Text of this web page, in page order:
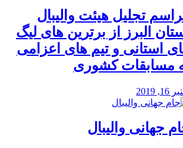
تجلیل هیئت والیبال
البرز از برترین های لیگ
استانی و تیم های اعزامی
مسابقات کشوری
2019
جهانی والیبال